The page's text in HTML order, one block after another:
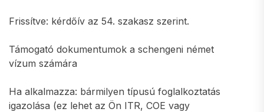
Frissítve: kérdőív az 54. szakasz szerint.
Támogató dokumentumok a schengeni német
vízum számára
Ha alkalmazza: bármilyen típusú foglalkoztatás
igazolása (ez lehet az Ön ITR, COE vagy